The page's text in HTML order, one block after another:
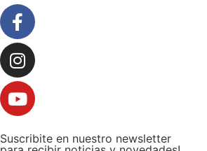
Suscribite en nuestro newsletter